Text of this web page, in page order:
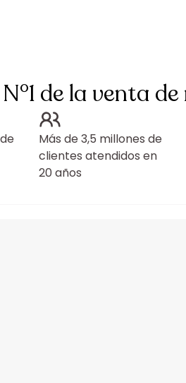
N°1 de la venta
Más de 3,5 millones de
clientes atendidos en
20 años